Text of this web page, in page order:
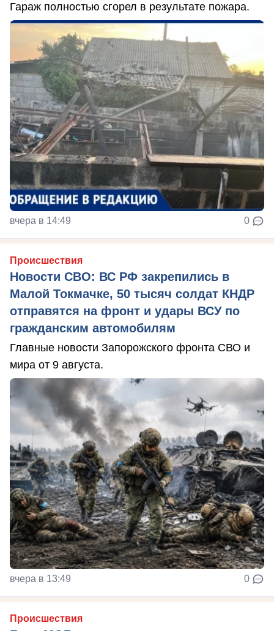
Гараж полностью сгорел в результате пожара.
вчера в 14:49 0
Происшествия
Новости СВО: ВС РФ закрепились в
Малой Токмачке, 50 тысяч солдат КНДР
отправятся на фронт и удары ВСУ по
гражданским автомобилям
Главные новости Запорожского фронта СВО и
мира от 9 августа.
вчера в 13:49 0
Происшествия